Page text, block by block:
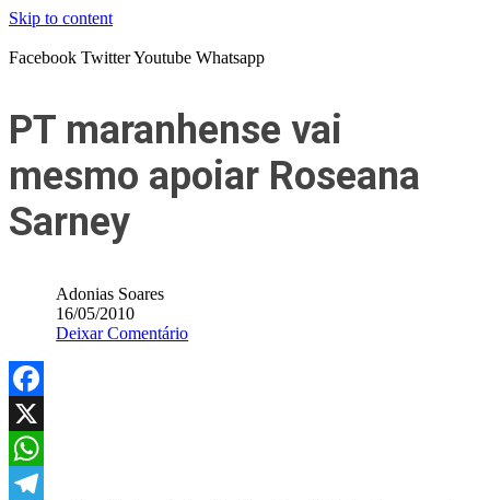
Skip to content
Facebook TwitterYoutube Whatsapp
PT maranhense vai
mesmo apoiar Roseana
Sarney
Adonias Soares
16/05/2010
Deixar Comentário
Facebook
X
WhatsApp